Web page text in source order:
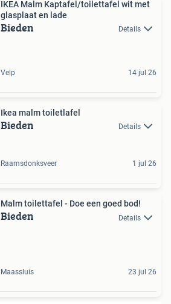
IKEA Malm Kaptafel/toilettafel wit met
glasplaat en lade
Bieden Details
Velp 14 jul 26
Ikea malm toiletlafel
Bieden Details
Raamsdonksveer 1 jul 26
Malm toilettafel - Doe een goed bod!
Bieden Details
Maassluis 23 jul 26